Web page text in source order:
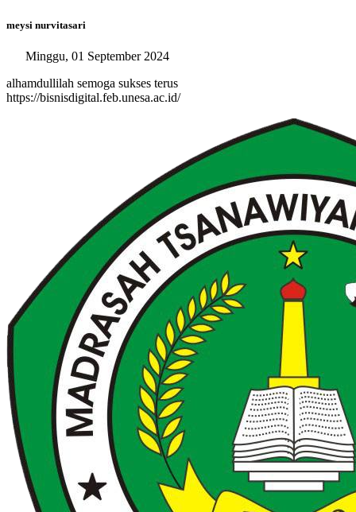
meysi nurvitasari
Minggu, 01 September 2024
alhamdullilah semoga sukses terus
https://bisnisdigital.feb.unesa.ac.id/